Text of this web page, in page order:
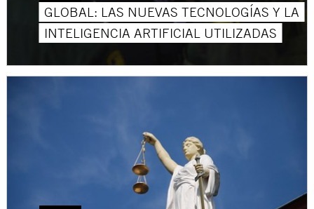
GLOBAL: LAS NUEVAS TECNOLOGÍAS Y LA
INTELIGENCIA ARTIFICIAL UTILIZADAS